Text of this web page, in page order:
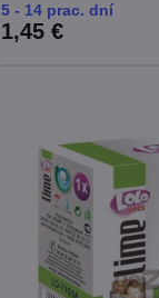
5 - 14 prac. dní
1,45 €